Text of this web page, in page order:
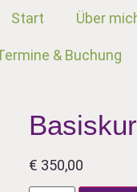
Start Über
& Buchung
€ 350,00